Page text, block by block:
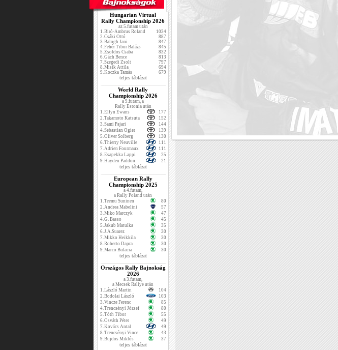
Hungarian Virtual
Rally Championship 2026
az 5.futam után
1.Biró-Ambrus Roland
1034
2.Csáki Ottó
887
3.Balogh Jani
847
4.Fehér Tibor Balázs
845
5.Zsoldos Csaba
832
6.Gách Bence
813
7.Szegedi Zsolt
797
8.Misik Attila
694
9.Koczka Tamás 679
teljes táblázat
World Rally
Championship 2026
a 9.futam, a
Rally Estonia után
1.Elfyn Ewans
177
2.Takamoto Katsuta
152
3.Sami Pajari
144
4.Sebastian Ogier
139
5.Oliver Solberg
130
6.Thierry Neuville
111
7.Adrien Fourmaux
111
8.Esapekka Lappi
25
9.Hayden Paddon 21
teljes táblázat
European Rally
Championship 2025
a 4.futam,
a Rally Poland után
1.Teemu Suninen
80
2.Andrea Mabelini
57
3.Miko Marczyk
47
4.G. Basso
45
5.Jakub Matulka
35
6.J.A.Suarez
30
7.Mikko Heikkila
30
8.Roberto Dapra
30
9.Marco Bulacia 30
teljes táblázat
Országos Rally Bajnokság
2026
a 3.futam,
a Mecsek Rallye után
1.László Martin
104
2.Bodolai László
103
3.Vincze Ferenc
85
4.Trencsényi József
80
5.Tóth Tibor
55
6.Osváth Péter
49
7.Kovács Antal
49
8.Trencsényi Vince
43
9.Bujdos Miklós 37
teljes táblázat